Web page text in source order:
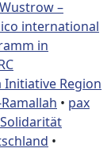
–
international
in
Initiative Region
• pax
Solidarität
•